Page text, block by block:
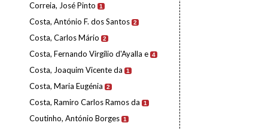
Correia, José Pinto 1
Costa, António F. dos Santos 2
Costa, Carlos Mário 2
Costa, Fernando Virgílio d'Ayalla e 4
Costa, Joaquim Vicente da 1
Costa, Maria Eugénia 2
Costa, Ramiro Carlos Ramos da 1
Coutinho, António Borges 1